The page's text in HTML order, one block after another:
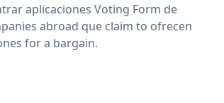
aplicaciones Voting Form de
abroad que claim to ofrecen
for a bargain.